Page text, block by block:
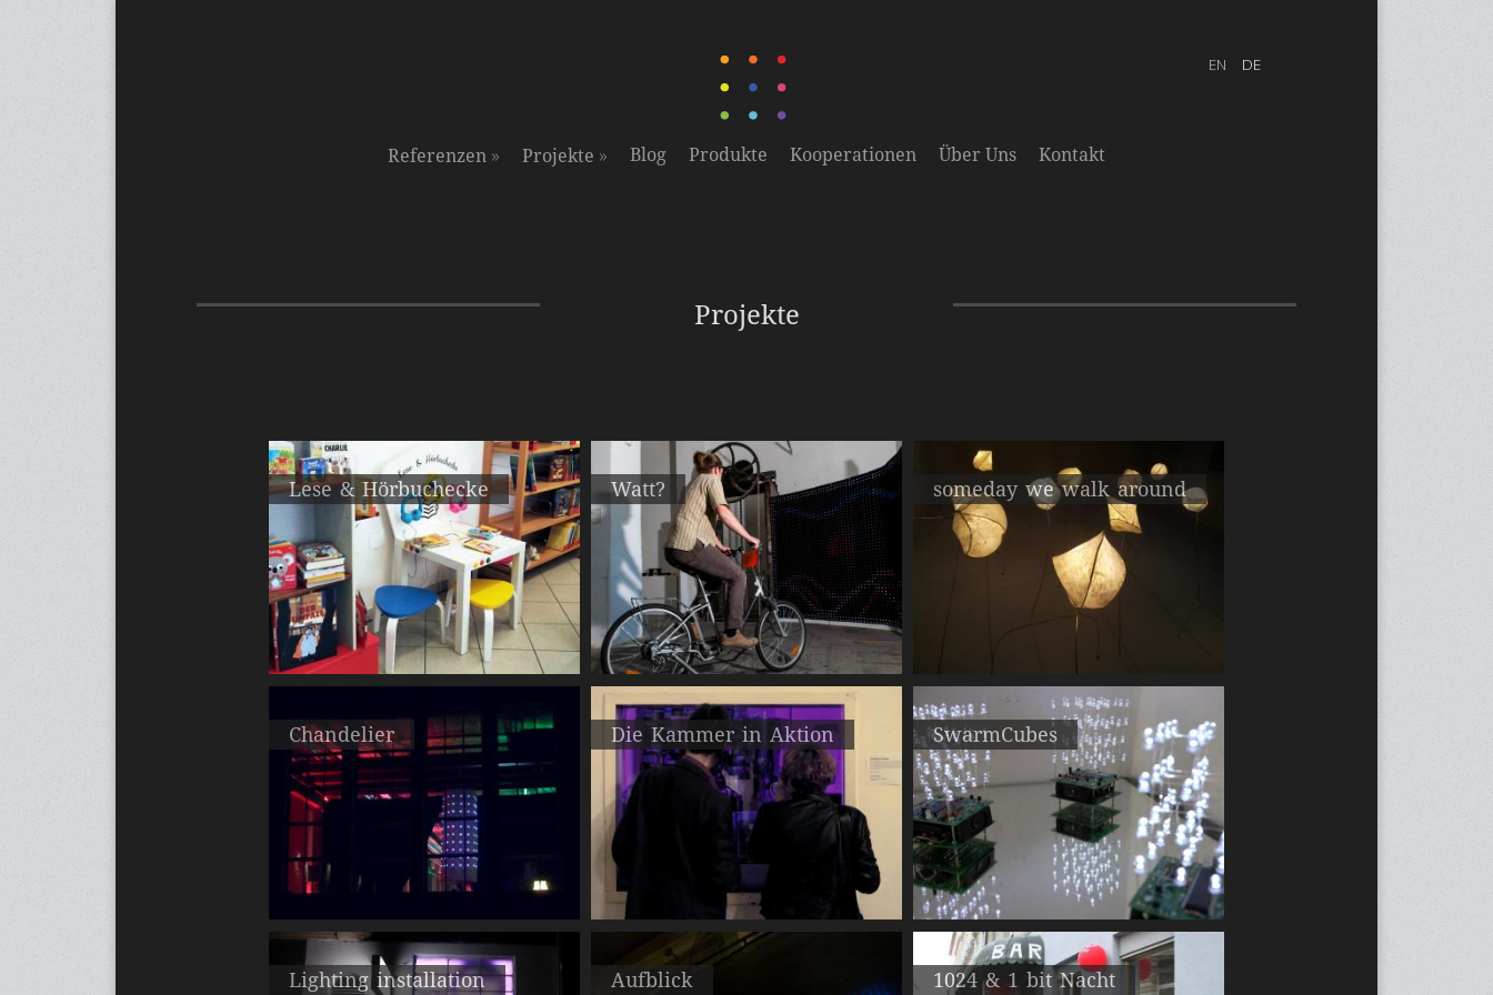
Referenzen » Projekte » Blog Produkte Kooperationen Über Uns Kontakt
Projekte
Lese & Hörbuchecke Watt? someday we walk around
Chandelier Die Kammer in Aktion SwarmCubes
Lighting installation Aufblick 1024 & 1 bit Nacht